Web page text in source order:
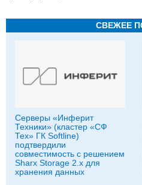
СВЕЖЕЕ
Серверы «Инферит
Техники» (кластер «СФ
Тех» ГК Softline)
подтвердили
совместимость с решением
Sharx Storage 2.x для
хранения данных